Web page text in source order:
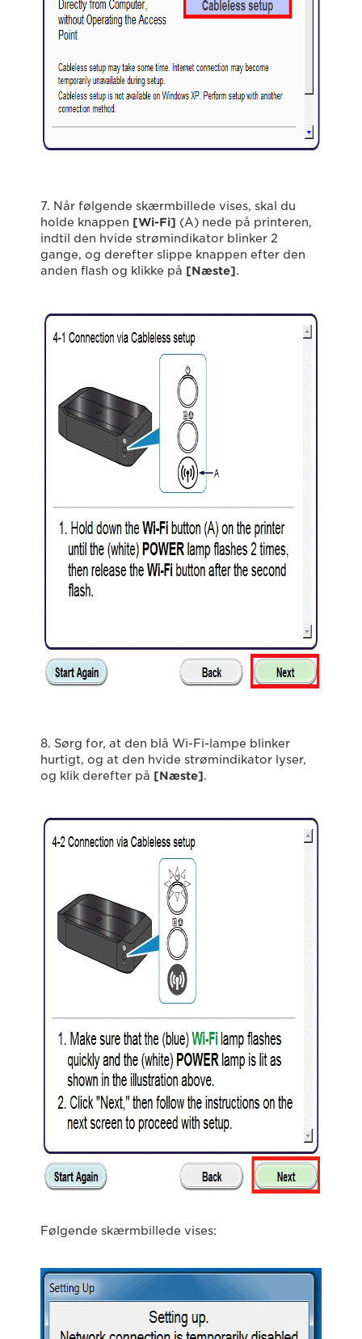
7. Når følgende skærmbillede vises, skal du
holde knappen [Wi-Fi] (A) nede på printeren,
indtil den hvide strømindikator blinker 2
gange, og derefter slippe knappen efter den
anden flash og klikke på [Næste].
8. Sørg for, at den blå Wi-Fi-lampe blinker
hurtigt, og at den hvide strømindikator lyser,
og klik derefter på [Næste].
Følgende skærmbillede vises: